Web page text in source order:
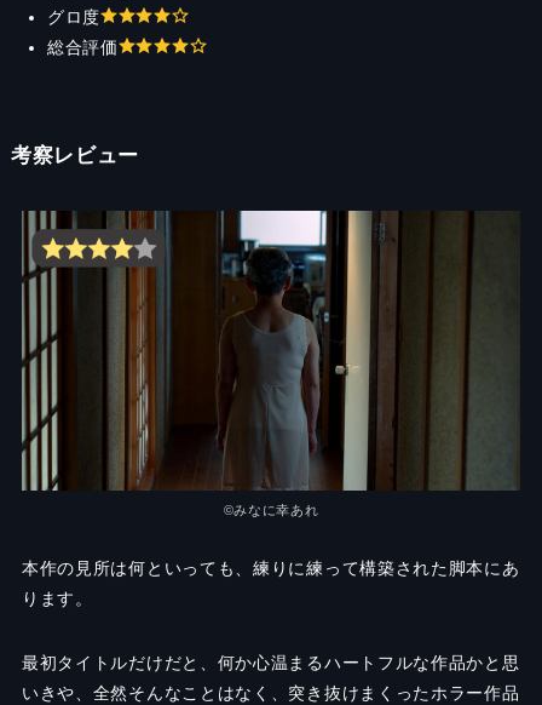
グロ度
総合評価
考察レビュー
©︎みなに幸あれ
本作の見所は何といっても、練りに練って構築された脚本にあ
ります。
最初タイトルだけだと、何か心温まるハートフルな作品かと思
いきや、全然そんなことはなく、突き抜けまくったホラー作品